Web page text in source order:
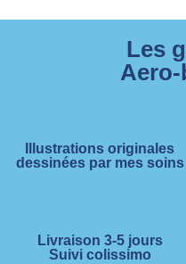
Les
Illustrations originales
dessinées par mes soins
Livraison 3-5 jours
Suivi colissimo